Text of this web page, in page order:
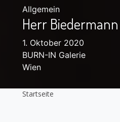
Allgemein
Herr
1. Oktober 2020
BURN-IN Galerie
Wien
Startseite